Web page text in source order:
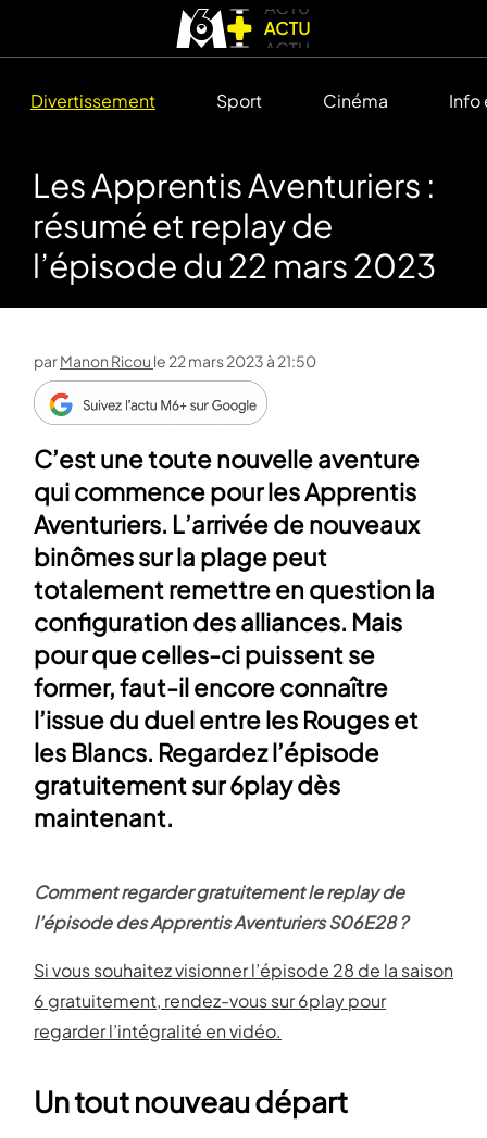
Divertissement Sport Cinéma Info
Les Apprentis Aventuriers :
résumé et replay de
l’épisode du 22 mars 2023
parManon Ricou le 22 mars 2023 à 21:50
C’est une toute nouvelle aventure
qui commence pour les Apprentis
Aventuriers. L’arrivée de nouveaux
binômes sur la plage peut
totalement remettre en question la
configuration des alliances. Mais
pour que celles-ci puissent se
former, faut-il encore connaître
l’issue du duel entre les Rouges et
les Blancs. Regardez l’épisode
gratuitement sur 6play dès
maintenant.
Comment regarder gratuitement le replay de
l’épisode des Apprentis Aventuriers S06E28 ?
Si vous souhaitez visionner l’épisode 28 de la saison
6 gratuitement, rendez-vous sur 6play pour
regarder l’intégralité en vidéo.
Un tout nouveau départ